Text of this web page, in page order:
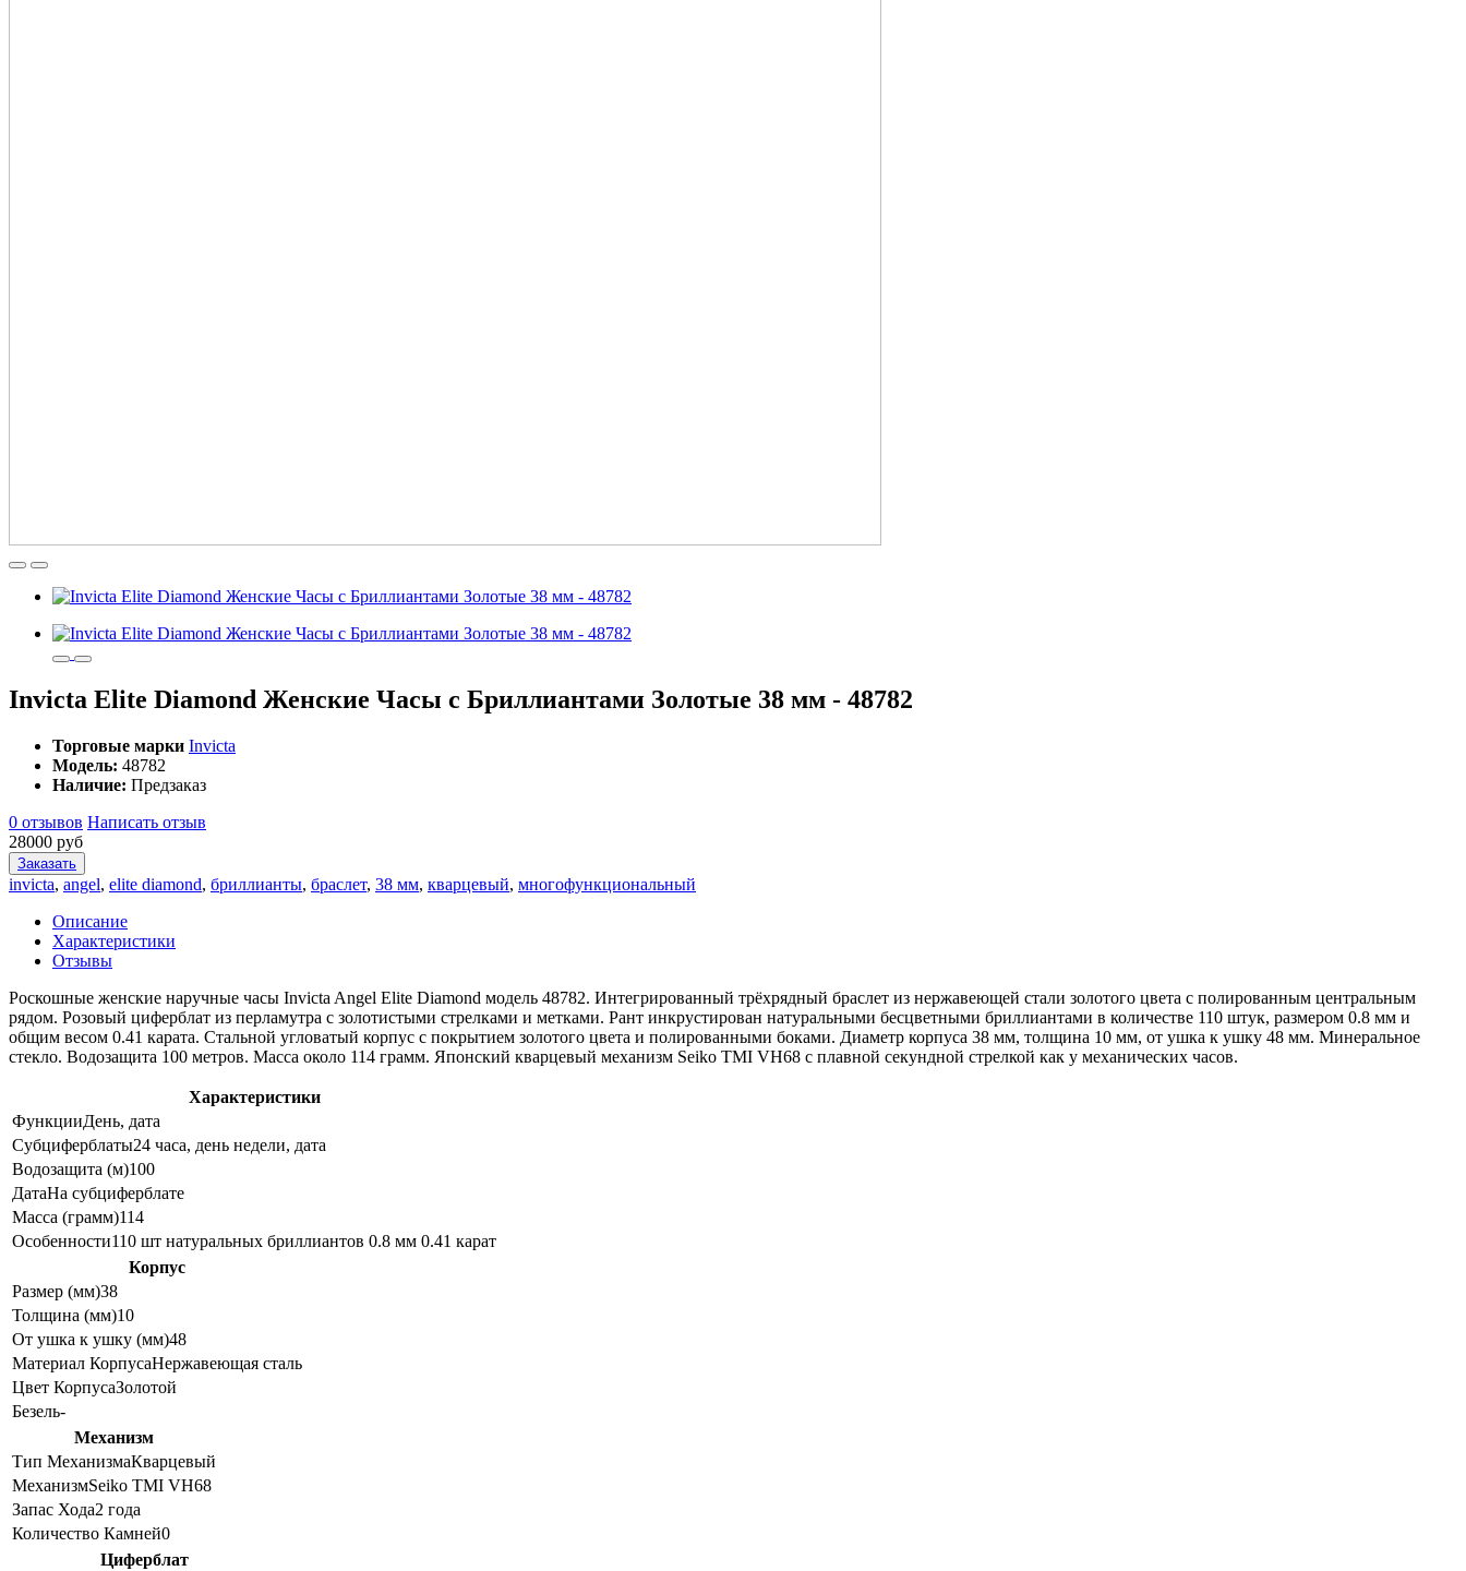
Invicta Elite Diamond Женские Часы с Бриллиантами Золотые 38 мм - 48782
Торговые марки Invicta
Модель: 48782
Наличие: Предзаказ
0 отзывов Написать отзыв
28000 руб
Заказать
invicta, angel, elite diamond, бриллианты, браслет, 38 мм, кварцевый, многофункциональный
Описание
Характеристики
Отзывы
Роскошные женские наручные часы Invicta Angel Elite Diamond модель 48782. Интегрированный трёхрядный браслет из нержавеющей стали золотого цвета с полированным центральным
рядом. Розовый циферблат из перламутра с золотистыми стрелками и метками. Рант инкрустирован натуральными бесцветными бриллиантами в количестве 110 штук, размером 0.8 мм и
общим весом 0.41 карата. Стальной угловатый корпус с покрытием золотого цвета и полированными боками. Диаметр корпуса 38 мм, толщина 10 мм, от ушка к ушку 48 мм. Минеральное
стекло. Водозащита 100 метров. Масса около 114 грамм. Японский кварцевый механизм Seiko TMI VH68 с плавной секундной стрелкой как у механических часов.
Характеристики
ФункцииДень, дата
Субциферблаты24 часа, день недели, дата
Водозащита (м)100
ДатаНа субциферблате
Масса (грамм)114
Особенности110 шт натуральных бриллиантов 0.8 мм 0.41 карат
Корпус
Размер (мм)38
Толщина (мм)10
От ушка к ушку (мм)48
Материал КорпусаНержавеющая сталь
Цвет КорпусаЗолотой
Безель-
Механизм
Тип МеханизмаКварцевый
МеханизмSeiko TMI VH68
Запас Хода2 года
Количество Камней0
Циферблат